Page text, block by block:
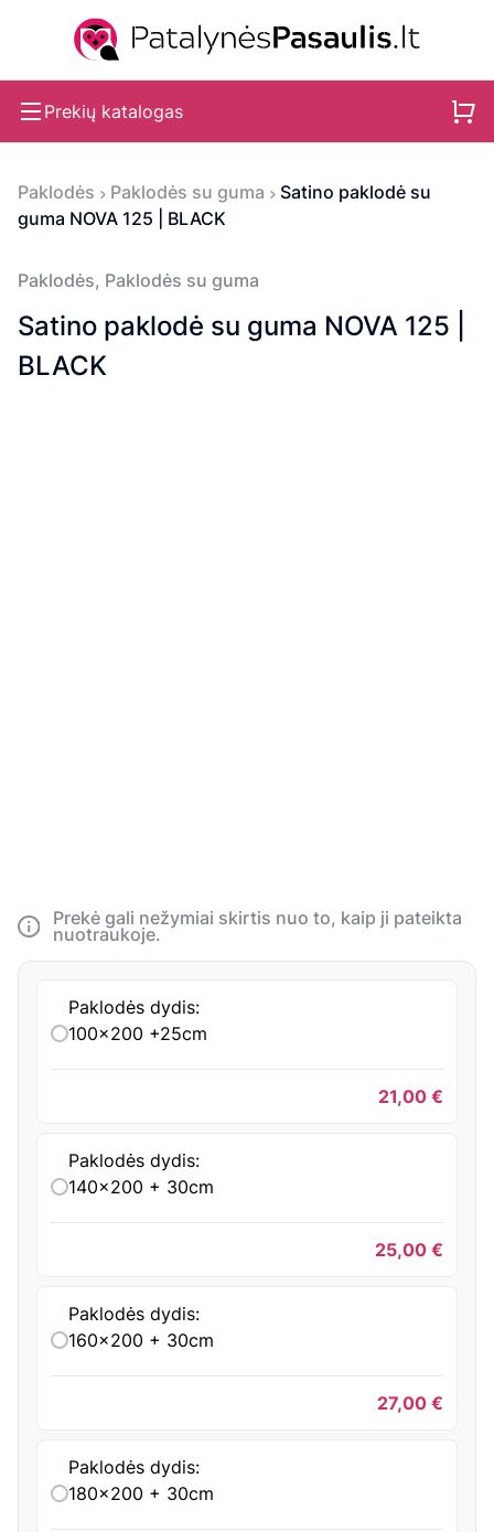
Prekių katalogas
Paklodės Paklodės su guma
Satino paklodė su
guma NOVA 125 | BLACK
Paklodės, Paklodės su guma
Satino paklodė su guma NOVA 125 |
BLACK
Prekė gali nežymiai skirtis nuo to, kaip ji pateikta
nuotraukoje.
Paklodės dydis:
100x200 +25cm
21,00 €
Paklodės dydis:
140x200 + 30cm
25,00 €
Paklodės dydis:
160x200 + 30cm
27,00 €
Paklodės dydis:
180x200 + 30cm